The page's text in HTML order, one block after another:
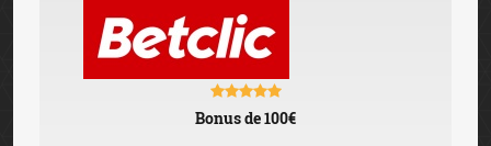
Bonus de 100€